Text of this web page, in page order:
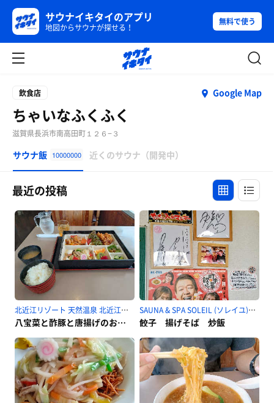
サウナイキタイのアプリ
地図からサウナが探せる！
無料で使う
飲食店 Google Map
ちゃいなふくふく
滋賀県長浜市南高田町１２６−３
サウナ飯 10000000 近くのサウナ（開発中）
最近の投稿
北近江リゾート 天然温泉 北近江の湯のサ活
八宝菜と酢豚と唐揚げのお弁当
SAUNA & SPA SOLEIL (ソレイユ)のサ活
餃子 揚げそば 炒飯